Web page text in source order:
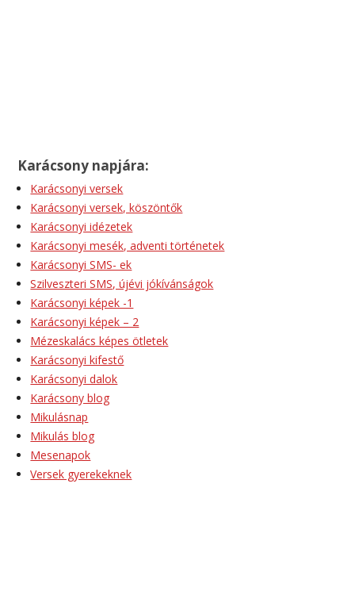
Karácsony napjára:
Karácsonyi versek
Karácsonyi versek, köszöntők
Karácsonyi idézetek
Karácsonyi mesék, adventi történetek
Karácsonyi SMS- ek
Szilveszteri SMS, újévi jókívánságok
Karácsonyi képek -1
Karácsonyi képek – 2
Mézeskalács képes ötletek
Karácsonyi kifestő
Karácsonyi dalok
Karácsony blog
Mikulásnap
Mikulás blog
Mesenapok
Versek gyerekeknek